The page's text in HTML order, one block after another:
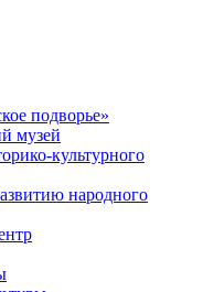
подворье»
музей
культурного
народного